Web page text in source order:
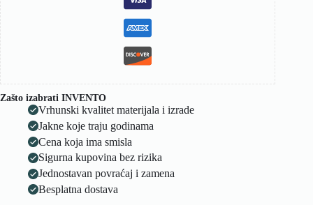
Zašto izabrati INVENTO
Vrhunski kvalitet materijala i izrade
Jakne koje traju godinama
Cena koja ima smisla
Sigurna kupovina bez rizika
Jednostavan povraćaj i zamena
Besplatna dostava